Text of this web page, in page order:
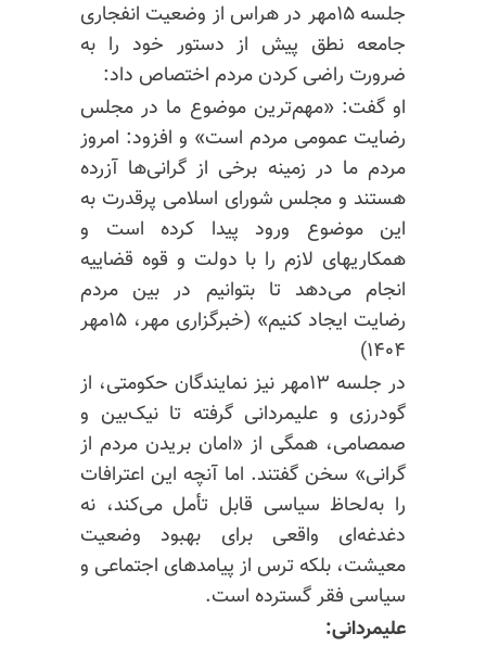
جلسه ۱۵مهر در هراس از وضعیت انفجاری
جامعه نطق پیش از دستور خود را به
ضرورت راضی کردن مردم اختصاص داد:
او گفت: «مهم‌ترین موضوع ما در مجلس
رضایت عمومی مردم است» و افزود: امروز
مردم ما در زمینه برخی از گرانی‌ها آزرده
هستند و مجلس شورای اسلامی پرقدرت به
این موضوع ورود پیدا کرده است و
همکاریهای لازم را با دولت و قوه قضاییه
انجام می‌دهد تا بتوانیم در بین مردم
رضایت ایجاد کنیم» (خبرگزاری مهر، ۱۵مهر
۱۴۰۴)
در جلسه ۱۳مهر نیز نمایندگان حکومتی، از
گودرزی و علیمردانی گرفته تا نیک‌بین و
صمصامی، همگی از «امان بریدن مردم از
گرانی» سخن گفتند. اما آنچه این اعترافات
را به‌لحاظ سیاسی قابل تأمل می‌کند، نه
دغدغه‌ای واقعی برای بهبود وضعیت
معیشت، بلکه ترس از پیامدهای اجتماعی و
سیاسی فقر گسترده است.
علیمردانی: